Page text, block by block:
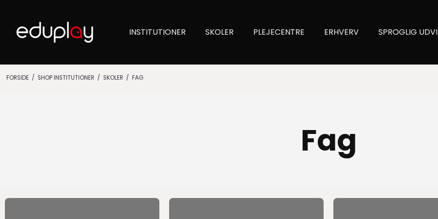
INSTITUTIONER SKOLER PLEJECENTRE ERHVERV SPROGLIG
FORSIDE / SHOP INSTITUTIONER / SKOLER / FAG
Fag